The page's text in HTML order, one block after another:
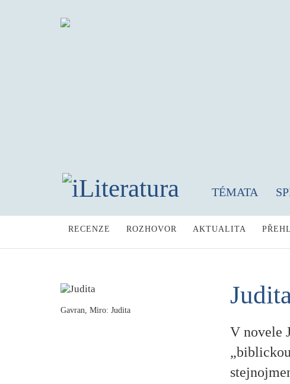
TÉMATA
RECENZE ROZHOVOR AKTUALITA
Gavran, Miro: Judita
V novele